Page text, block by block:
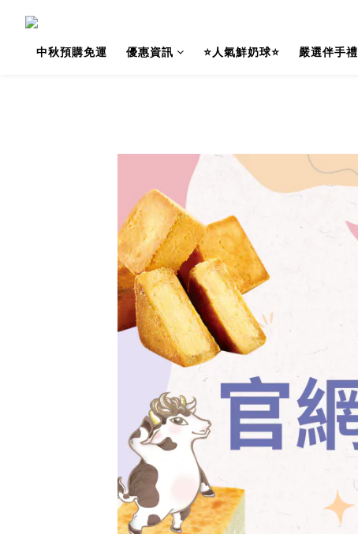
中秋預購免運 優惠資訊 ⭐人氣鮮奶球⭐ 嚴選伴手禮